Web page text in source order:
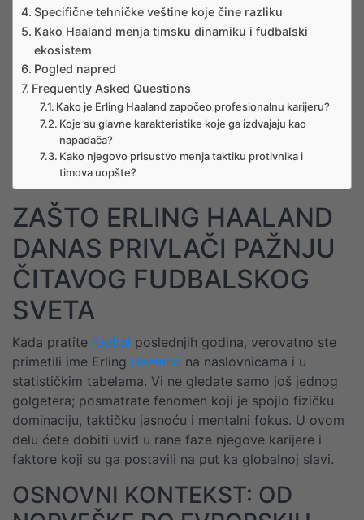
Specifične tehničke veštine koje čine razliku
Kako Haaland menja timsku dinamiku i fudbalski
ekosistem
Pogled napred
Frequently Asked Questions
Kako je Erling Haaland započeo profesionalnu karijeru?
Koje su glavne karakteristike koje ga izdvajaju kao
napadača?
Kako njegovo prisustvo menja taktiku protivnika i
timova uopšte?
ZAŠTO ERLING HAALAND
DANAS PRIVLAČI PAŽNJU
ČITAVOG FUDBALSKOG
SVETA
Kada pratite fudbal poslednjih godina, verovatno ste
primetili ime Erling Haaland na naslovnicama i u
statističkim tabelama. Vi ne gledate samo još jednog
golgetera; posmatrate fenomen koji je spojio fizičku
dominaciju, taktičku jasnoću i mentalni fokus. U ovom
delu ćete dobiti uvid u rane faze njegove karijere i
faktore koji su ga postavili na put ka globalnoj slavi.
OSNOVNI KONTEKST: OD